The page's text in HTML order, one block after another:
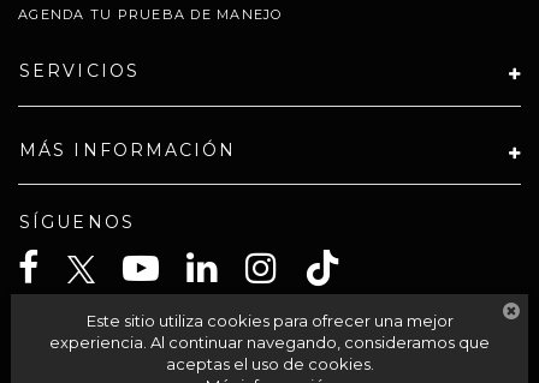
AGENDA TU PRUEBA DE MANEJO
SERVICIOS
MÁS INFORMACIÓN
SÍGUENOS
CELTA SOLUCIONES SA PI DE CV
Este sitio utiliza cookies para ofrecer una mejor
experiencia. Al continuar navegando, consideramos que
aceptas el uso de cookies.